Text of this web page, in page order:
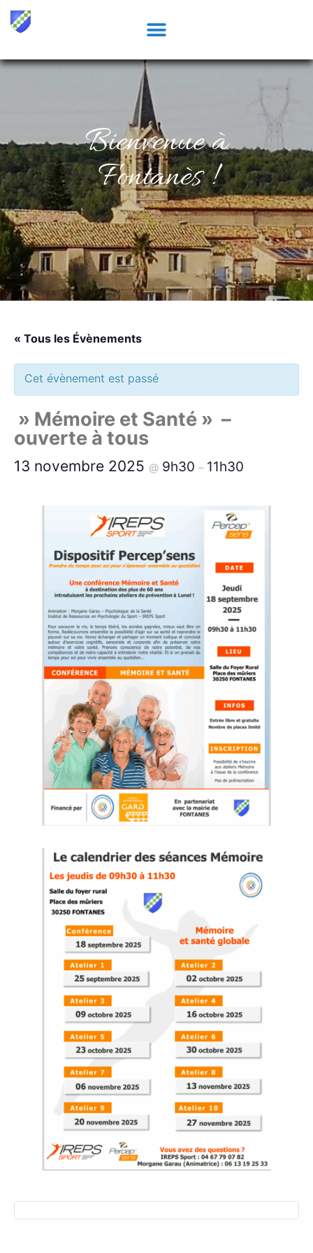
Bienvenue à
Fontanès !
« Tous les Évènements
Cet évènement est passé
» Mémoire et Santé » –
ouverte à tous
13 novembre 2025 @ 9h30 – 11h30